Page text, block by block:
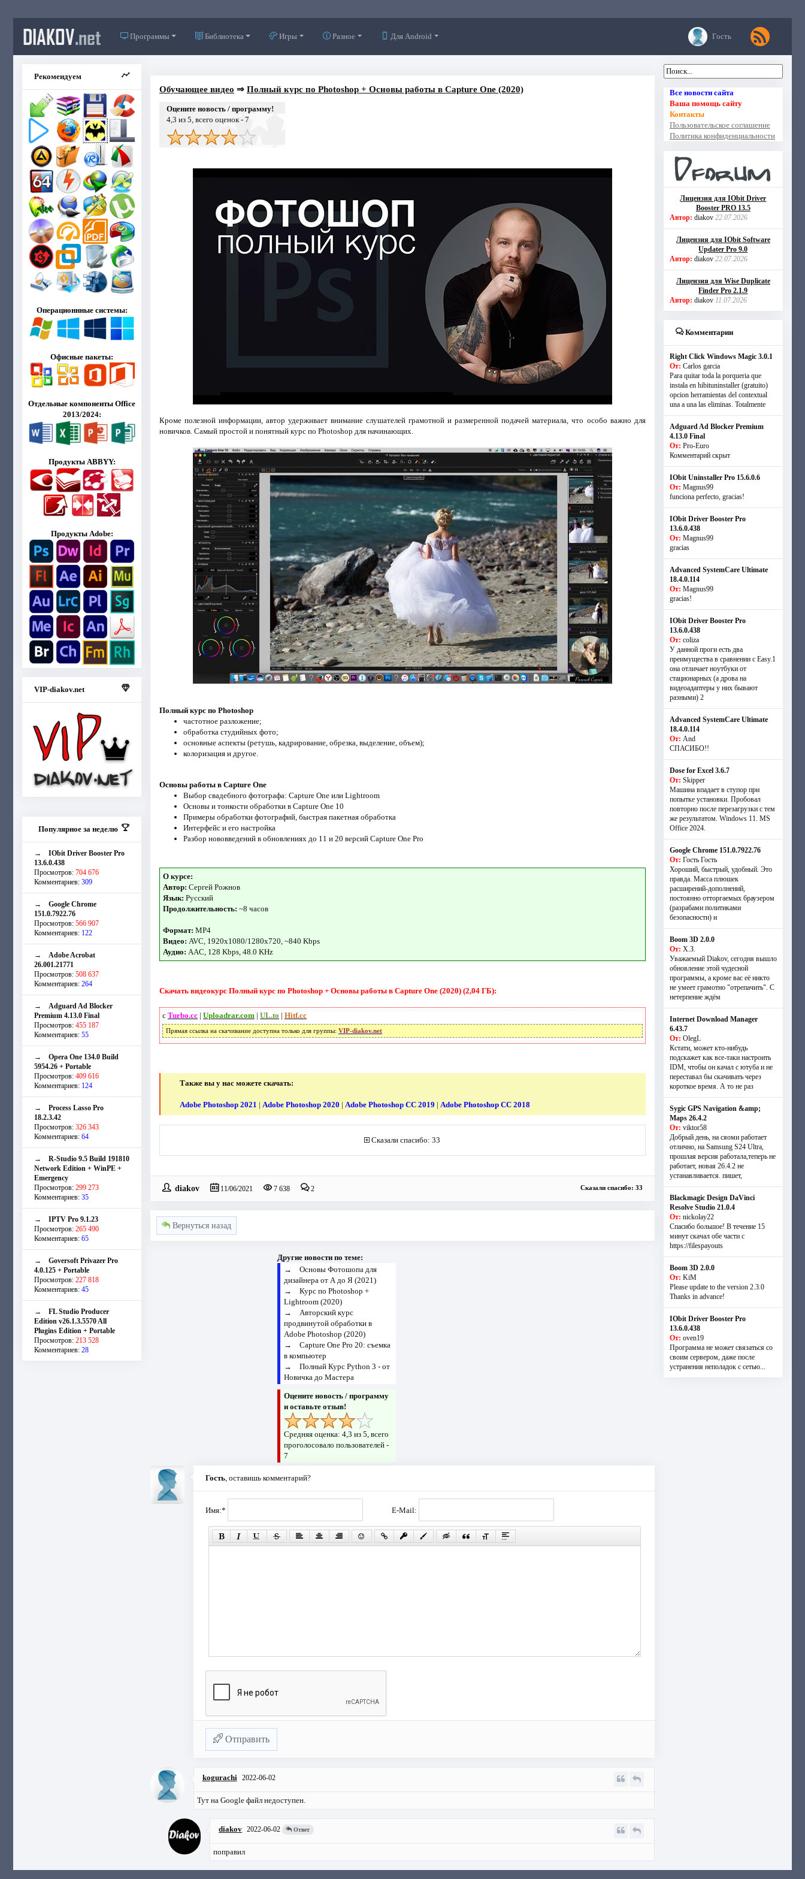
DIAKOV.net Программы Библиотека Игры Разное Для Android Гость
Рекомендуем
Операционнные системы:
Офисные пакеты:
Отдельные компоненты Office
2013/2024:
Продукты ABBYY:
Продукты Adobe:
VIP-diakov.net
Популярное за неделю
→ IObit Driver Booster Pro
13.6.0.438
Просмотров: 704 676
Комментариев: 309
→ Google Chrome
151.0.7922.76
Просмотров: 566 907
Комментариев: 122
→ Adobe Acrobat
26.001.21771
Просмотров: 508 637
Комментариев: 264
→ Adguard Ad Blocker
Premium 4.13.0 Final
Просмотров: 455 187
Комментариев: 55
→ Opera One 134.0 Build
5954.26 + Portable
Просмотров: 409 616
Комментариев: 124
→ Process Lasso Pro
18.2.3.42
Просмотров: 326 343
Комментариев: 64
→ R-Studio 9.5 Build 191810
Network Edition + WinPE +
Emergency
Просмотров: 299 273
Комментариев: 35
→ IPTV Pro 9.1.23
Просмотров: 265 490
Комментариев: 65
→ Goversoft Privazer Pro
4.0.125 + Portable
Просмотров: 227 818
Комментариев: 45
→ FL Studio Producer
Edition v26.1.3.5570 All
Plugins Edition + Portable
Просмотров: 213 528
Комментариев: 28
Обучающее видео ⇒ Полный курс по Photoshop + Основы работы в Capture One (2020)
Оцените новость / программу!
4,3 из 5, всего оценок - 7
Кроме полезной информации, автор удерживает внимание слушателей грамотной и размеренной подачей материала, что особо важно для
новичков. Самый простой и понятный курс по Photoshop для начинающих.
Полный курс по Photoshop
частотное разложение;
обработка студийных фото;
основные аспекты (ретушь, кадрирование, обрезка, выделение, объем);
колоризация и другое.
Основы работы в Capture One
Выбор свадебного фотографа: Capture One или Lightroom
Основы и тонкости обработки в Capture One 10
Примеры обработки фотографий, быстрая пакетная обработка
Интерфейс и его настройка
Разбор нововведений в обновлениях до 11 и 20 версий Capture One Pro
О курсе:
Автор: Сергей Рожнов
Язык: Русский
Продолжительность: ~8 часов
Формат: MP4
Видео: AVC, 1920x1080/1280x720, ~840 Kbps
Аудио: AAC, 128 Kbps, 48.0 KHz
Скачать видеокурс Полный курс по Photoshop + Основы работы в Capture One (2020) (2,04 ГБ):
с Turbo.cc| Uploadrar.com | UL.to | Hitf.cc
Прямая ссылка на скачивание доступна только для группы: VIP-diakov.net
Также вы у нас можете скачать:
Adobe Photoshop 2021 | Adobe Photoshop 2020 | Adobe Photoshop CC 2019 | Adobe Photoshop CC 2018
Сказали спасибо: 33
diakov 11/06/2021 7 638 2 Сказали спасибо: 33
Вернуться назад
Другие новости по теме:
→ Основы Фотошопа для
дизайнера от А до Я (2021)
→ Курс по Photoshop +
Lightroom (2020)
→ Авторский курс
продвинутой обработки в
Adobe Photoshop (2020)
→ Capture One Pro 20: съемка
в компьютер
→ Полный Курс Python 3 - от
Новичка до Мастера
Оцените новость / программу
и оставьте отзыв!
Средняя оценка: 4,3 из 5, всего
проголосовало пользователей -
7
Гость, оставишь комментарий?
Имя:* E-Mail:
Отправить
kogurachi 2022-06-02
Тут на Google файл недоступен.
diakov 2022-06-02 Ответ
поправил
Все новости сайта
Ваша помощь сайту
Контакты
Пользовательское соглашение
Политика конфиденциальности
Лицензия для IObit Driver
Booster PRO 13.5
Автор: diakov 22.07.2026
Лицензия для IObit Software
Updater Pro 9.0
Автор: diakov 22.07.2026
Лицензия для Wise Duplicate
Finder Pro 2.1.9
Автор: diakov 11.07.2026
Комментарии
Right Click Windows Magic 3.0.1
От: Carlos garcia
Para quitar toda la porqueria que
instala en hibituninstaller (gratuito)
opcion herramientas del contextual
una a una las eliminas. Totalmente
Adguard Ad Blocker Premium
4.13.0 Final
От: Pro-Euro
Комментарий скрыт
IObit Uninstaller Pro 15.6.0.6
От: Magnus99
funciona perfecto, gracias!
IObit Driver Booster Pro
13.6.0.438
От: Magnus99
gracias
Advanced SystemCare Ultimate
18.4.0.114
От: Magnus99
gracias!
IObit Driver Booster Pro
13.6.0.438
От: coliza
У данной проги есть два
преимущества в сравнении с Easy.1
она отличает ноутбуки от
стационарных (а дрова на
видеоадаптеры у них бывают
разными) 2
Advanced SystemCare Ultimate
18.4.0.114
От: And
СПАСИБО!!
Dose for Excel 3.6.7
От: Skipper
Машина впадает в ступор при
попытке установки. Пробовал
повторно после перезагрузки с тем
же результатом. Windows 11. MS
Offiсe 2024.
Google Chrome 151.0.7922.76
От: Гость Гость
Хороший, быстрый, удобный. Это
правда. Масса плюшек
расширений-дополнений,
постоянно отторгаемых браузером
(разрабами политиками
безопасности) и
Boom 3D 2.0.0
От: Х.З.
Уважаемый Diakov, сегодня вышло
обновление этой чудесной
программы, а кроме вас её никто
не умеет грамотно "отрепачить". С
нетерпение ждём
Internet Download Manager
6.43.7
От: OlegL
Кстати, может кто-нибудь
подскажет как все-таки настроить
IDM, чтобы он качал с ютуба и не
переставал бы скачивать через
короткое время. А то не раз
Sygic GPS Navigation &amp;
Maps 26.4.2
От: viktor58
Добрый день, на сяоми работает
отлично, на Samsung S24 Ultra,
прошлая версия работала,теперь не
работает, новая 26.4.2 не
устанавливается. пишет,
Blackmagic Design DaVinci
Resolve Studio 21.0.4
От: nickolay22
Спасибо большое! В течение 15
минут скачал обе части с
https://filespayouts
Boom 3D 2.0.0
От: KiM
Please update to the version 2.3.0
Thanks in advance!
IObit Driver Booster Pro
13.6.0.438
От: oven19
Программа не может связаться со
своим сервером, даже после
устранения неполадок с сетью...